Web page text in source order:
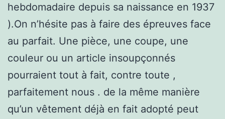
hebdomadaire depuis sa naissance en 1937
).On n’hésite pas à faire des épreuves face
au parfait. Une pièce, une coupe, une
couleur ou un article insoupçonnés
pourraient tout à fait, contre toute ,
parfaitement nous . de la même manière
qu’un vêtement déjà en fait adopté peut